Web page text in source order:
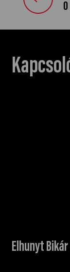
Elhunyt